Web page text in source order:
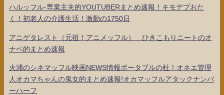
ハルッフル-専業主夫的YOUTUBERまとめ速報！キモデブおた
く！初老人の介護生活！激動の1750日
アニゲタレスト（元祖！アニメッフル） ひきこもりニートのオ
ナベ的まとめ速報
火浦のシネマッフル映画NEWS情報ポータブルの杜！オネエ管理
人オカマちゃんの鬼女的まとめ速報!オカマッフルアタックナンバ
ーハーフ